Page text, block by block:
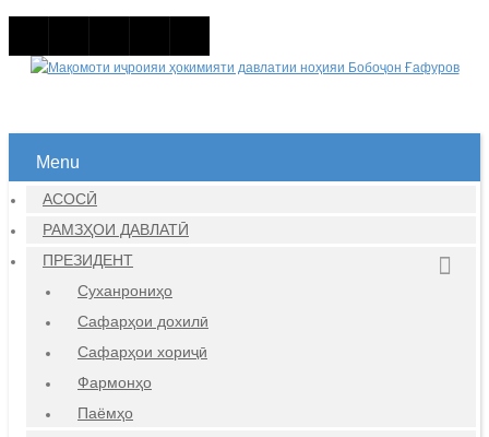
Menu
АСОСӢ
РАМЗҲОИ ДАВЛАТӢ
ПРЕЗИДЕНТ
Суханрониҳо
Сафарҳои дохилӣ
Сафарҳои хориҷӣ
Фармонҳо
Паёмҳо